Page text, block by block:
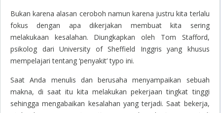
Bukan karena alasan ceroboh namun karena justru kita terlalu
fokus dengan apa dikerjakan membuat kita sering
melakukaan kesalahan. Diungkapkan oleh Tom Stafford,
psikolog dari University of Sheffield Inggris yang khusus
mempelajari tentang ‘penyakit’ typo ini.
Saat Anda menulis dan berusaha menyampaikan sebuah
makna, di saat itu kita melakukan pekerjaan tingkat tinggi
sehingga mengabaikan kesalahan yang terjadi. Saat bekerja,